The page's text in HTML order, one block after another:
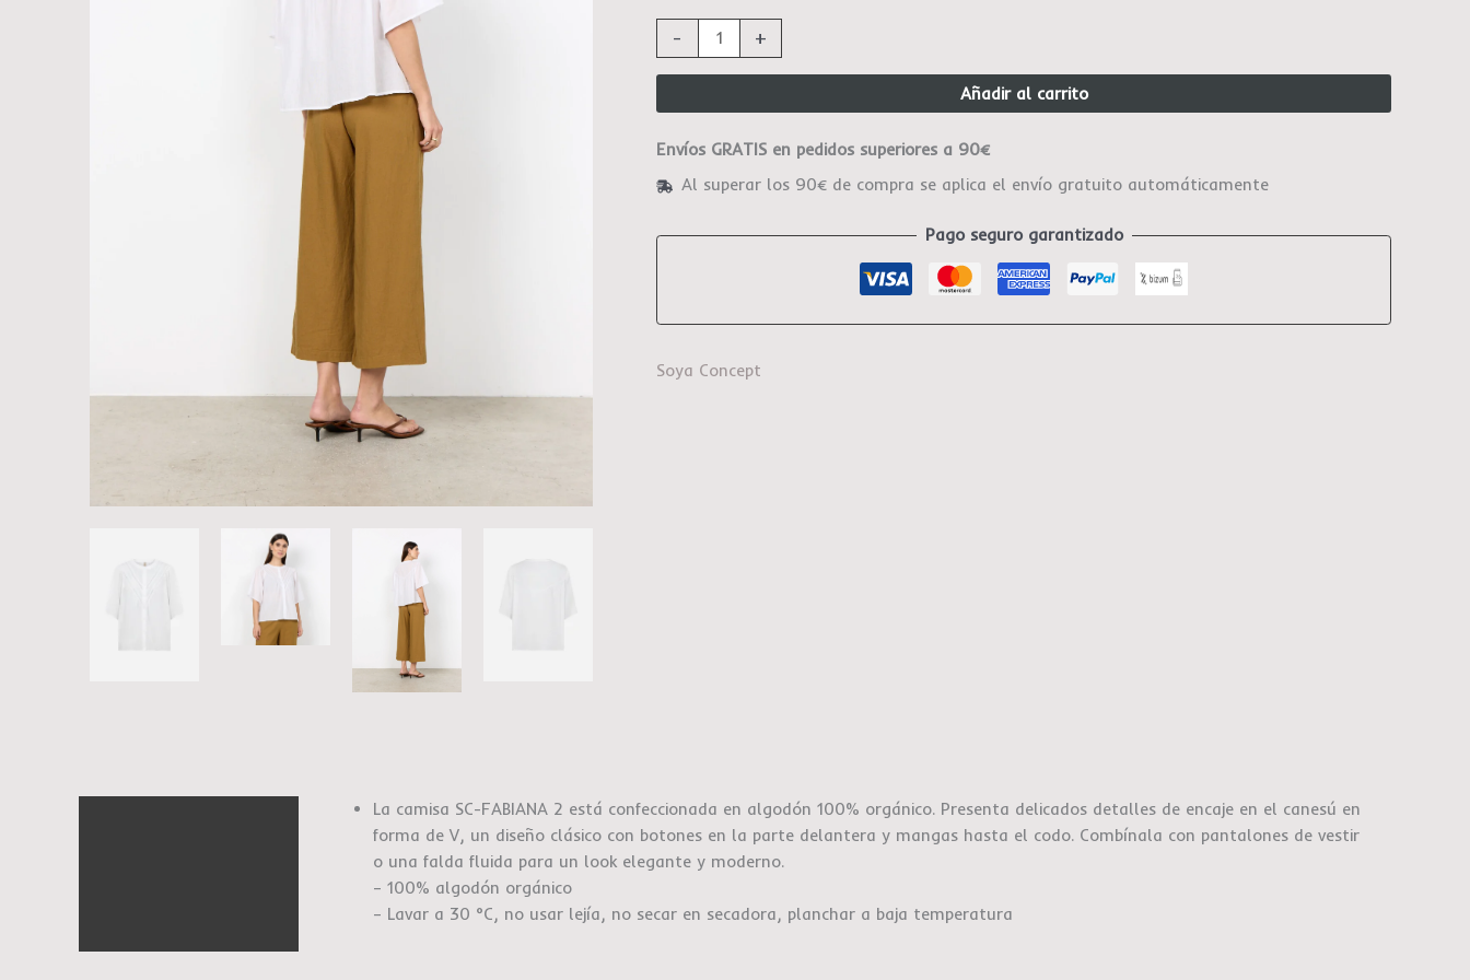
- +
Añadir al carrito
Envíos GRATIS en pedidos superiores a 90€
Al superar los 90€ de compra se aplica el envío gratuito automáticamente
Pago seguro garantizado
Soya Concept
La camisa SC-FABIANA 2 está confeccionada en algodón 100% orgánico. Presenta delicados detalles de encaje en el canesú en
forma de V, un diseño clásico con botones en la parte delantera y mangas hasta el codo. Combínala con pantalones de vestir
o una falda fluida para un look elegante y moderno.
– 100% algodón orgánico
– Lavar a 30 °C, no usar lejía, no secar en secadora, planchar a baja temperatura